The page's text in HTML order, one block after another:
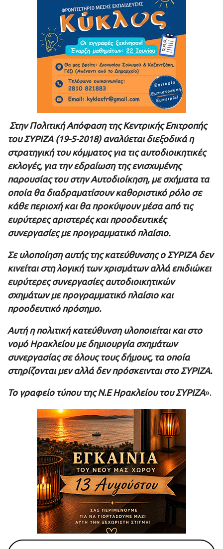
Στην Πολιτική Απόφαση της Κεντρικής Επιτροπής
του ΣΥΡΙΖΑ (19-5-2018) αναλύεται διεξοδικά η
στρατηγική του κόμματος για τις αυτοδιοικητικές
εκλογές, για την εδραίωση της ενισχυμένης
παρουσίας του στην Αυτοδιοίκηση, με σχήματα τα
οποία θα διαδραματίσουν καθοριστικό ρόλο σε
κάθε περιοχή και θα προκύψουν μέσα από τις
ευρύτερες αριστερές και προοδευτικές
συνεργασίες με προγραμματικό πλαίσιο.
Σε υλοποίηση αυτής της κατεύθυνσης ο ΣΥΡΙΖΑ δεν
κινείται στη λογική των χρισμάτων αλλά επιδιώκει
ευρύτερες συνεργασίες αυτοδιοικητικών
σχημάτων με προγραμματικό πλαίσιο και
προοδευτικό πρόσημο.
Αυτή η πολιτική κατεύθυνση υλοποιείται και στο
νομό Ηρακλείου με δημιουργία σχημάτων
συνεργασίας σε όλους τους δήμους, τα οποία
στηρίζονται μεν αλλά δεν πρόσκεινται στο ΣΥΡΙΖΑ.
Το γραφείο τύπου της Ν.Ε Ηρακλείου του ΣΥΡΙΖΑ».